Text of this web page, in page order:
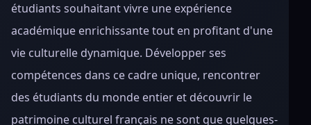
étudiants souhaitant vivre une expérience
académique enrichissante tout en profitant d'une
vie culturelle dynamique. Développer ses
compétences dans ce cadre unique, rencontrer
des étudiants du monde entier et découvrir le
patrimoine culturel français ne sont que quelques-